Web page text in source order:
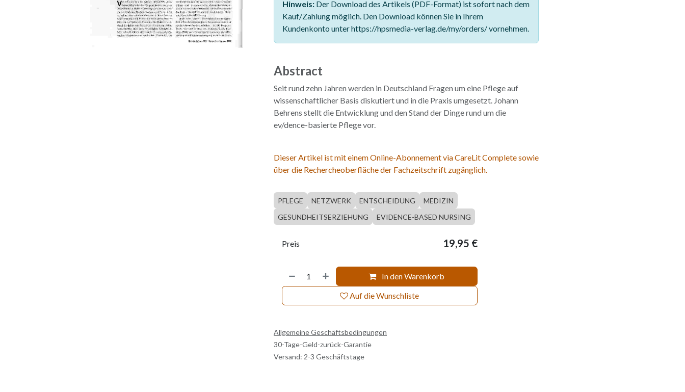
Hinweis:Der Download des Artikels (PDF-Format) ist sofort nach dem
Kauf/Zahlung möglich. Den Download können Sie in Ihrem
Kundenkonto unter https://hpsmedia-verlag.de/my/orders/ vornehmen.
Abstract
Seit rund zehn Jahren werden in Deutschland Fragen um eine Pflege auf
wissenschaftlicher Basis diskutiert und in die Praxis umgesetzt. Johann
Behrens stellt die Entwicklung und den Stand der Dinge rund um die
ev/dence-basierte Pflege vor.
Dieser Artikel ist mit einem Online-Abonnement via CareLit Complete sowie
über die Rechercheoberfläche der Fachzeitschrift zugänglich.
PFLEGE NETZWERK ENTSCHEIDUNG
MEDIZIN
GESUNDHEITSERZIEHUNG
EVIDENCE-BASED NURSING
In den Warenkorb
Auf die Wunschliste
Preis 19,95 €
Allgemeine Geschäftsbedingungen
30-Tage-Geld-zurück-Garantie
Versand: 2-3 Geschäftstage